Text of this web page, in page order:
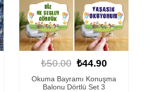
₺50.00 ₺44.90
Okuma Bayramı Konuşma
Balonu Dörtlü Set 3